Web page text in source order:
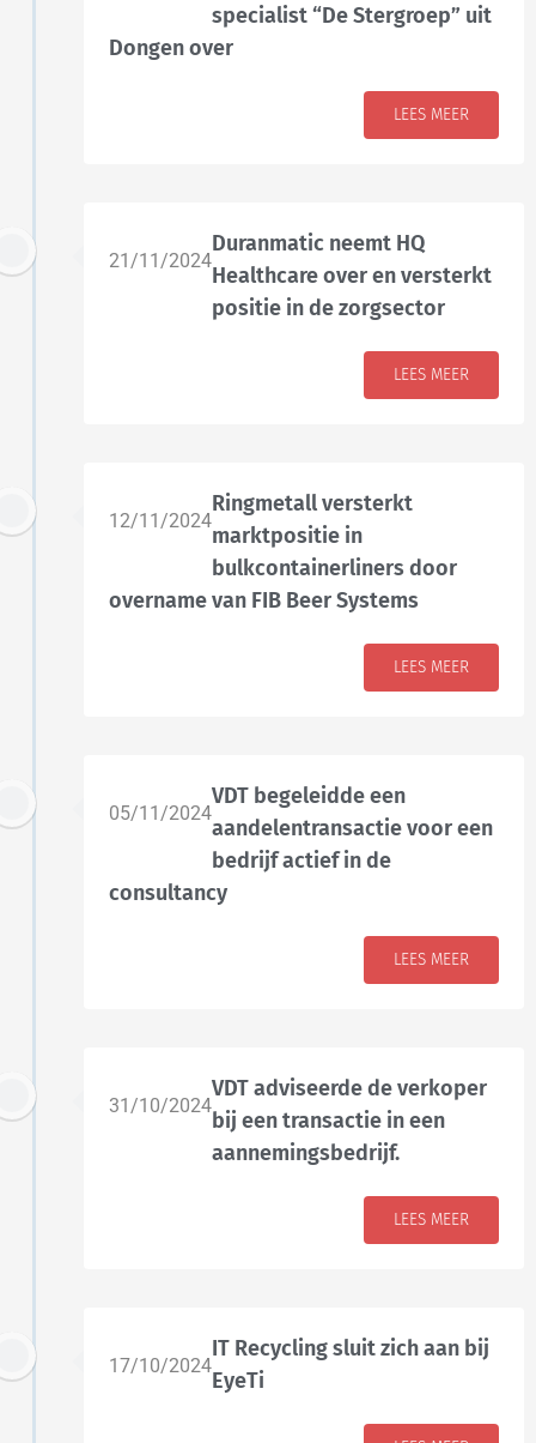
specialist “De Stergroep” uit
Dongen over
LEES MEER
21/11/2024
Duranmatic neemt HQ
Healthcare over en versterkt
positie in de zorgsector
LEES MEER
12/11/2024
Ringmetall versterkt
marktpositie in
bulkcontainerliners door
overname van FIB Beer Systems
LEES MEER
05/11/2024
VDT begeleidde een
aandelentransactie voor een
bedrijf actief in de
consultancy
LEES MEER
31/10/2024
VDT adviseerde de verkoper
bij een transactie in een
aannemingsbedrijf.
LEES MEER
17/10/2024
IT Recycling sluit zich aan bij
EyeTi